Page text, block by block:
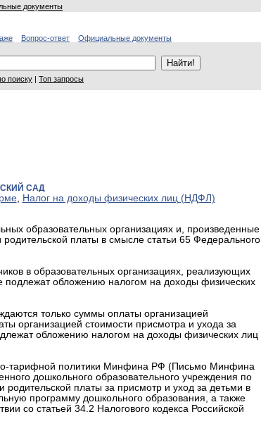
документы
Вопрос-ответ
Официальные документы
поиску | Топ запросы
САД
, Налог на доходы физических лиц (НДФЛ)
образовательных организациях и, произведенные
родительской платы в смысле статьи 65 Федерального
в образовательных организациях, реализующих
обложению налогом на доходы физических
только суммы оплаты организацией
организацией стоимости присмотра и ухода за
обложению налогом на доходы физических лиц
тарифной политики Минфина РФ (Письмо Минфина
дошкольного образовательного учреждения по
платы за присмотр и уход за детьми в
программу дошкольного образования, а также
со статьей 34.2 Налогового кодекса Российской